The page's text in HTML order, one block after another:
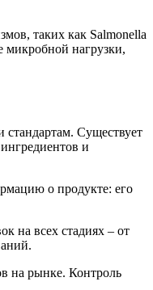
таких как Salmonella
микробной нагрузки,
стандартам. Существует
и
о продукте: его
на всех стадиях – от
на рынке. Контроль